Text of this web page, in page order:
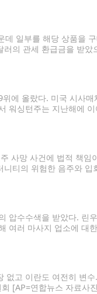
일부를 해당 상품을
의 관세 환급금을 받았
에 올랐다. 미국 시사매
워싱턴주는 지난해에 이
사망 사건에 법적 책임
티의 위험한 음주와 입
압수수색을 받았다. 린
여러 마사지 업소에 대
없고 이란도 여전히 변
[AP=연합뉴스 자료사